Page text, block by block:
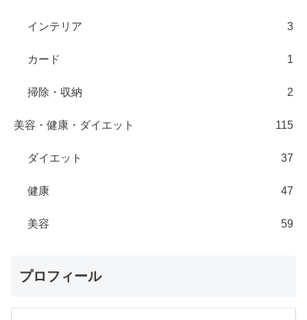
インテリア 3
カード 1
掃除・収納 2
美容・健康・ダイエット 115
ダイエット 37
健康 47
美容 59
プロフィール